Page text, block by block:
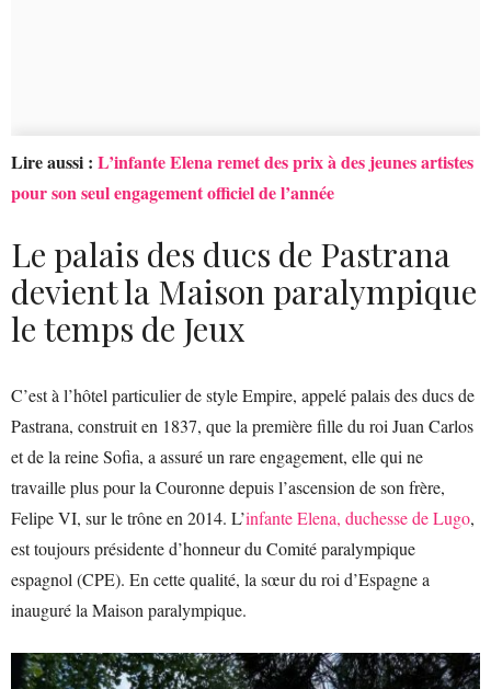
Lire aussi : L’infante Elena remet des prix à des jeunes artistes
pour son seul engagement officiel de l’année
Le palais des ducs de Pastrana
devient la Maison paralympique
le temps de Jeux
C’est à l’hôtel particulier de style Empire, appelé palais des ducs de
Pastrana, construit en 1837, que la première fille du roi Juan Carlos
et de la reine Sofia, a assuré un rare engagement, elle qui ne
travaille plus pour la Couronne depuis l’ascension de son frère,
Felipe VI, sur le trône en 2014. L’infante Elena, duchesse de Lugo,
est toujoursprésidente d’honneur du Comité paralympique
espagnol (CPE). En cette qualité, la sœur du roi d’Espagne a
inauguré la Maison paralympique.